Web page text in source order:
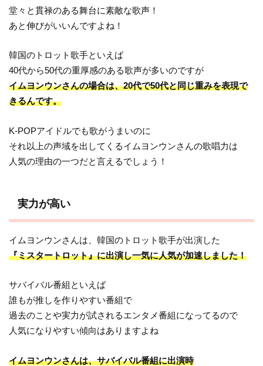
堂々と貫禄のある舞台に素敵な歌声！
あと伸びがいいんですよね！
韓国のトロット歌手といえば
40代から50代の重厚感のある歌声が多いのですが
イムヨンウンさんの場合は、20代で50代と同じ重みを表現で
きるんです。
K-POPアイドルでも歌がうまいのに
それ以上の声域を出してくるイムヨンウンさんの歌唱力は
人気の理由の一つだと言えるでしょう！
実力が高い
イムヨンウンさんは、韓国のトロット歌手が出演した
『ミスタートロット』に出演し一気に人気が加速しました！
サバイバル番組といえば
誰もが推しを作りやすい番組で
過去のことや実力が試されるエンタメ番組になってるので
人気になりやすい傾向はありますよね
イムヨンウンさんは、サバイバル番組に出演時